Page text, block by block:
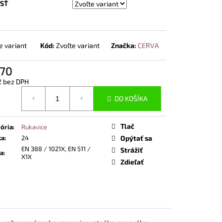
variant Kód: Zvoľte variant Značka: CERVA
bez DPH
DO KOŠÍKA
:
Rukavice
:
24
:
EN 388 / 1021X, EN 511 /
X1X
Tlač
Opýtať sa
Strážiť
Zdieľať
OBUV UVEX 2